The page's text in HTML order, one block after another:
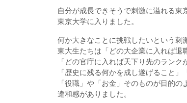
自分が成長できそうで刺激に溢れる東
東京大学に入りました。
何か大きなことに挑戦したいという刺
東大生たちは「どの大企業に入れば退
「どの官庁に入れば天下り先のランク
「歴史に残る何かを成し遂げること」
「役職」や「お金」そのものが目的の
違和感がありました。